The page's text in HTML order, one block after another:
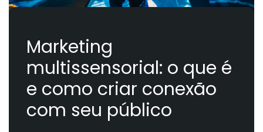
Marketing
multissensorial: o que é
e como criar conexão
com seu público